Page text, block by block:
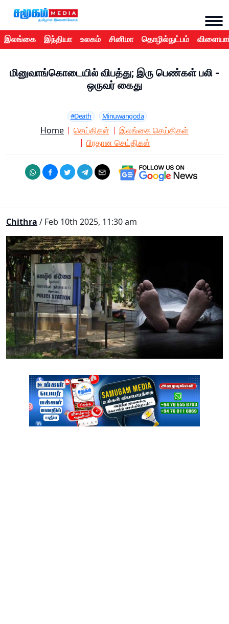
இலங்கை இந்தியா உலகம் சினிமா தொழில்நுட்பம்
மினுவாங்கொடையில் விபத்து; இரு பெண்கள் பலி -
ஒருவர் கைது
#Death Minuwangoda
Home செய்திகள்
இலங்கை செய்திகள்
பிரதான செய்திகள்
Chithra / Feb 10th 2025, 11:30 am